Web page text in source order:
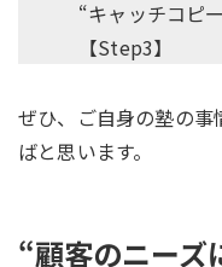
“キャッチコピ
【Step3】
ぜひ、ご自身の塾の
ばと思います。
“顧客のニーズ